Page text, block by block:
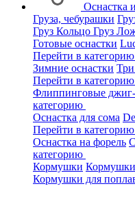
Оснастка
Груза, чебурашки
Груз Кольцо Груз
Готовые оснастки
Перейти в категорию
Зимние оснастки
Перейти в категорию
Флиппинговые
категорию
Оснастка для сома
Перейти в категорию
Оснастка на форель
категорию
Кормушки
Кормушки для